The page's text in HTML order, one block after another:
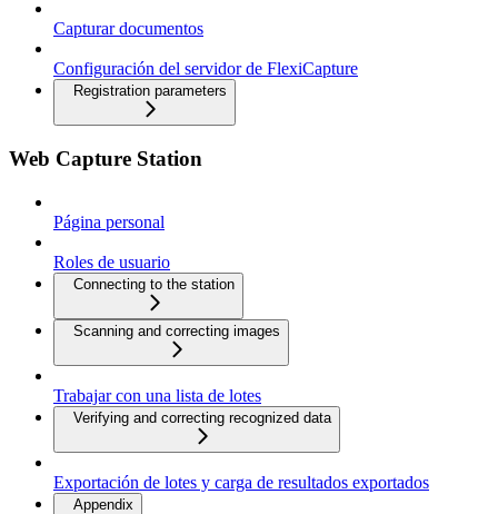
Capturar documentos
Configuración del servidor de FlexiCapture
Registration parameters
Web Capture Station
Página personal
Roles de usuario
Connecting to the station
Scanning and correcting images
Trabajar con una lista de lotes
Verifying and correcting recognized data
Exportación de lotes y carga de resultados exportados
Appendix